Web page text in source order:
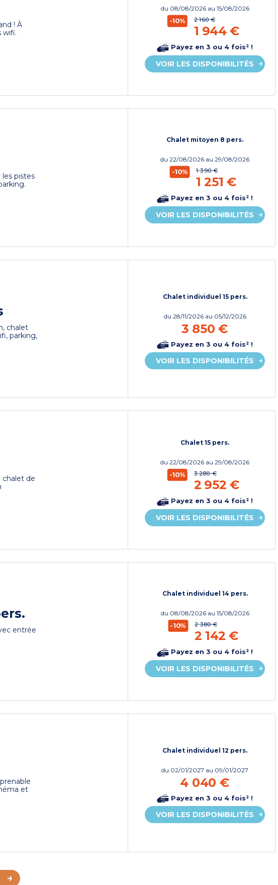
! À
wifi.
du 08/08/2026 au 15/08/2026
-10% 2 160 €
1 944 €
Payez en 3 ou 4 fois² !
VOIR LES DISPONIBILITÉS
pistes
Chalet mitoyen 8 pers.
du22/08/2026 au 29/08/2026
-10% 1 390 €
1 251 €
Payez en 3 ou 4 fois² !
VOIR LES DISPONIBILITÉS
chalet
parking,
Chalet individuel 15 pers.
du 28/11/2026 au 05/12/2026
3 850 €
Payez en 3 ou 4 fois² !
VOIR LES DISPONIBILITÉS
chalet de
Chalet 15 pers.
du22/08/2026 au 29/08/2026
-10% 3 280 €
2 952 €
Payez en 3 ou 4 fois² !
VOIR LES DISPONIBILITÉS
entrée
Chalet individuel 14 pers.
du 08/08/2026 au 15/08/2026
-10% 2 380 €
2 142 €
Payez en 3 ou 4 fois² !
VOIR LES DISPONIBILITÉS
et
Chalet individuel 12 pers.
du 02/01/2027 au 09/01/2027
4 040 €
Payez en 3 ou 4 fois² !
VOIR LES DISPONIBILITÉS